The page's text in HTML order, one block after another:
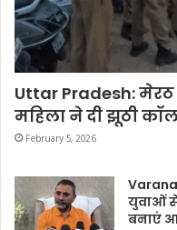
Uttar Pradesh:
महिला ने दी झूठी
February 5, 2026
युवाओं
बनाएं